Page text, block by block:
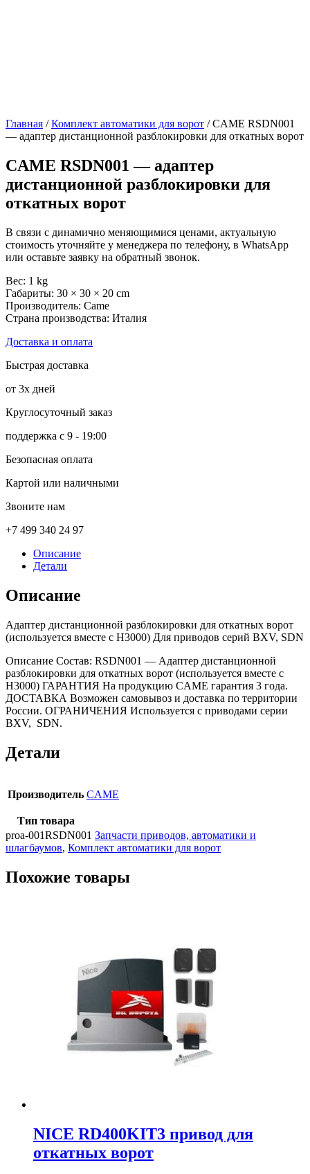
Главная /Комплект автоматики для ворот / CAME RSDN001
— адаптер дистанционной разблокировки для откатных ворот
CAME RSDN001 — адаптер
дистанционной разблокировки для
откатных ворот
В связи с динамично меняющимися ценами, актуальную
стоимость уточняйте у менеджера по телефону, в WhatsApp
или оставьте заявку на обратный звонок.
Вес: 1 kg
Габариты: 30 × 30 × 20 cm
Производитель: Came
Страна производства: Италия
Доставка и оплата
Быстрая доставка
от 3х дней
Круглосуточный заказ
поддержка с 9 - 19:00
Безопасная оплата
Картой или наличными
Звоните нам
+7 499 340 24 97
Описание
Детали
Описание
Адаптер дистанционной разблокировки для откатных ворот
(используется вместе с Н3000) Для приводов серий BXV, SDN
Описание Состав: RSDN001 — Адаптер дистанционной
разблокировки для откатных ворот (используется вместе с
Н3000) ГАРАНТИЯ На продукцию CAME гарантия 3 года.
ДОСТАВКА Возможен самовывоз и доставка по территории
России. ОГРАНИЧЕНИЯ Используется с приводами серии
BXV, SDN.
Детали
Производитель CAME
Тип товара
proa-001RSDN001 Запчасти приводов, автоматики и
шлагбаумов, Комплект автоматики для ворот
Похожие товары
NICE RD400KIT3 привод для
откатных ворот